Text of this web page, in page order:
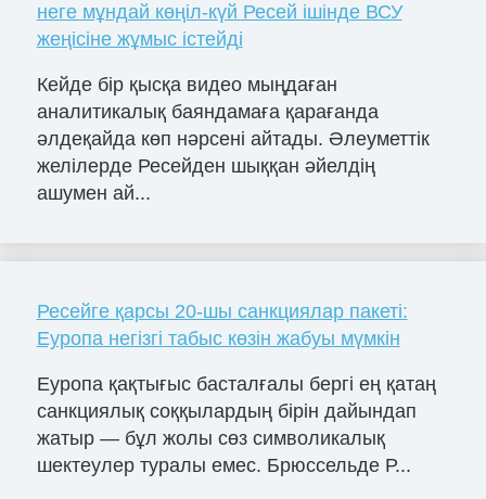
неге мұндай көңіл-күй Ресей ішінде ВСУ
жеңісіне жұмыс істейді
Кейде бір қысқа видео мыңдаған
аналитикалық баяндамаға қарағанда
әлдеқайда көп нәрсені айтады. Әлеуметтік
желілерде Ресейден шыққан әйелдің
ашумен ай...
Ресейге қарсы 20-шы санкциялар пакеті:
Еуропа негізгі табыс көзін жабуы мүмкін
Еуропа қақтығыс басталғалы бергі ең қатаң
санкциялық соққылардың бірін дайындап
жатыр — бұл жолы сөз символикалық
шектеулер туралы емес. Брюссельде Р...